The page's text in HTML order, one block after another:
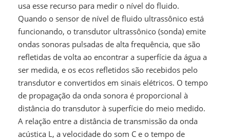
usa esse recurso para medir o nível do fluido.
Quando o sensor de nível de fluido ultrassônico está
funcionando, o transdutor ultrassônico (sonda) emite
ondas sonoras pulsadas de alta frequência, que são
refletidas de volta ao encontrar a superfície da água a
ser medida, e os ecos refletidos são recebidos pelo
transdutor e convertidos em sinais elétricos. O tempo
de propagação da onda sonora é proporcional à
distância do transdutor à superfície do meio medido.
A relação entre a distância de transmissão da onda
acústica L, a velocidade do som C e o tempo de